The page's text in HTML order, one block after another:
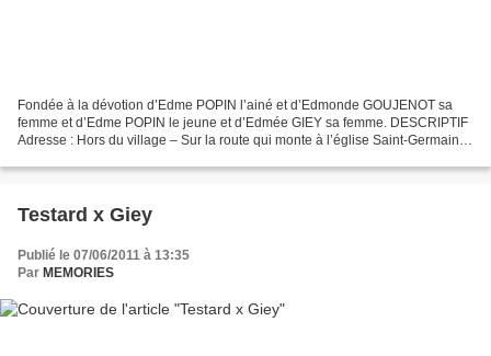
Fondée à la dévotion d’Edme POPIN l’ainé et d’Edmonde GOUJENOT sa
femme et d’Edme POPIN le jeune et d’Edmée GIEY sa femme. DESCRIPTIF
Adresse : Hors du village – Sur la route qui monte à l’église Saint-Germain.
Testard x Giey
Publié le 07/06/2011 à 13:35
Par MEMORIES